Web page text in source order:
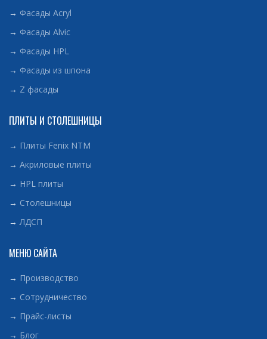
→ Фасады Acryl
→ Фасады Alvic
→ Фасады HPL
→ Фасады из шпона
→ Z фасады
ПЛИТЫ И СТОЛЕШНИЦЫ
→ Плиты Fenix NTM
→ Акриловые плиты
→ HPL плиты
→ Столешницы
→ ЛДСП
МЕНЮ САЙТА
→ Производство
→ Сотрудничество
→ Прайс-листы
→ Блог